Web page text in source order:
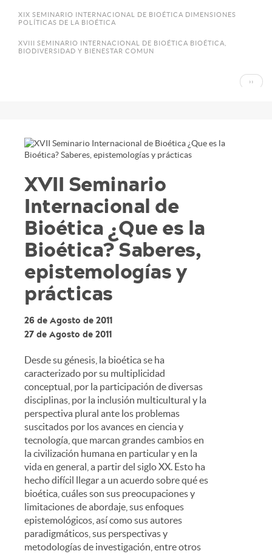
XIX SEMINARIO INTERNACIONAL DE BIOÉTICA DIMENSIONES
POLÍTICAS DE LA BIOÉTICA
XVIII SEMINARIO INTERNACIONAL DE BIOÉTICA BIOÉTICA,
BIODIVERSIDAD Y BIENESTAR COMUN
››
XVII Seminario
Internacional de
Bioética ¿Que es la
Bioética? Saberes,
epistemologías y
prácticas
26 de Agosto de 2011
27 de Agosto de 2011
Desde su génesis, la bioética se ha
caracterizado por su multiplicidad
conceptual, por la participación de diversas
disciplinas, por la inclusión multicultural y la
perspectiva plural ante los problemas
suscitados por los avances en ciencia y
tecnología, que marcan grandes cambios en
la civilización humana en particular y en la
vida en general, a partir del siglo XX. Esto ha
hecho difícil llegar a un acuerdo sobre qué es
bioética, cuáles son sus preocupaciones y
limitaciones de abordaje, sus enfoques
epistemológicos, así como sus autores
paradigmáticos, sus perspectivas y
metodologías de investigación, entre otros